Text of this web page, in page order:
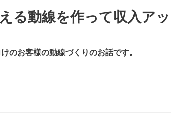
る動線を作って収入ア
のお客様の動線づくりのお話です。